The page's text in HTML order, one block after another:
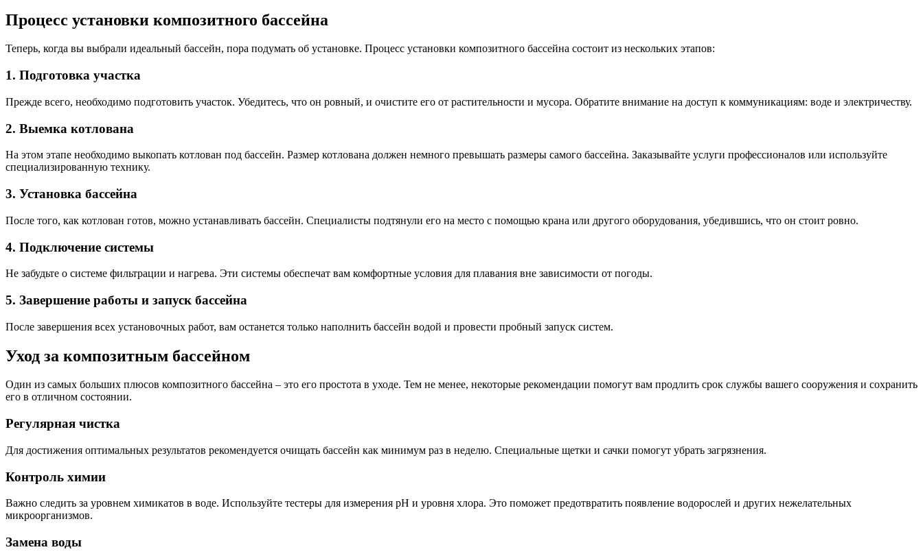
Процесс установки композитного бассейна
Теперь, когда вы выбрали идеальный бассейн, пора подумать об установке. Процесс установки композитного бассейна состоит из нескольких этапов:
1. Подготовка участка
Прежде всего, необходимо подготовить участок. Убедитесь, что он ровный, и очистите его от растительности и мусора. Обратите внимание на доступ к коммуникациям: воде и электричеству.
2. Выемка котлована
На этом этапе необходимо выкопать котлован под бассейн. Размер котлована должен немного превышать размеры самого бассейна. Заказывайте услуги профессионалов или используйте
специализированную технику.
3. Установка бассейна
После того, как котлован готов, можно устанавливать бассейн. Специалисты подтянули его на место с помощью крана или другого оборудования, убедившись, что он стоит ровно.
4. Подключение системы
Не забудьте о системе фильтрации и нагрева. Эти системы обеспечат вам комфортные условия для плавания вне зависимости от погоды.
5. Завершение работы и запуск бассейна
После завершения всех установочных работ, вам останется только наполнить бассейн водой и провести пробный запуск систем.
Уход за композитным бассейном
Один из самых больших плюсов композитного бассейна – это его простота в уходе. Тем не менее, некоторые рекомендации помогут вам продлить срок службы вашего сооружения и сохранить
его в отличном состоянии.
Регулярная чистка
Для достижения оптимальных результатов рекомендуется очищать бассейн как минимум раз в неделю. Специальные щетки и сачки помогут убрать загрязнения.
Контроль химии
Важно следить за уровнем химикатов в воде. Используйте тестеры для измерения pH и уровня хлора. Это поможет предотвратить появление водорослей и других нежелательных
микроорганизмов.
Замена воды